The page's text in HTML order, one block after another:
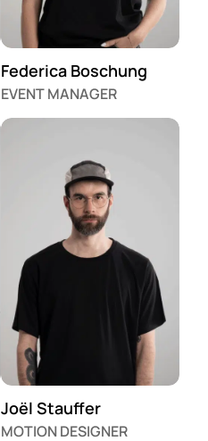
Federica Boschung
EVENT MANAGER
Joël Stauffer
MOTION DESIGNER